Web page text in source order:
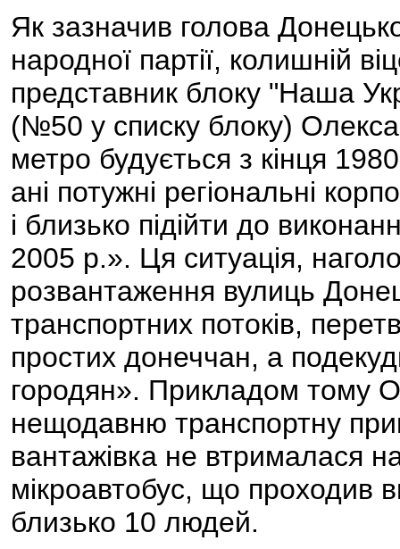
Як зазначив голова
народної партії, колишній
представник блоку "Наша
(№50 у списку блоку)
метро будується з кінця
ані потужні регіональні
і близько підійти до
2005 р.». Ця ситуація,
розвантаження вулиць
транспортних потоків,
простих донеччан, а
городян». Прикладом
нещодавню транспортну
вантажівка не втрималася
мікроавтобус, що проходив
близько 10 людей.